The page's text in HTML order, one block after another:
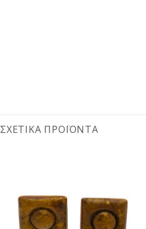
ΣΧΕΤΙΚΆ ΠΡΟΪΌΝΤΑ
Προσθήκη
στη
wishlist